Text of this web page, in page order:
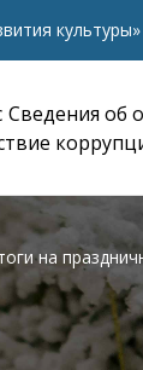
Сведения об
на